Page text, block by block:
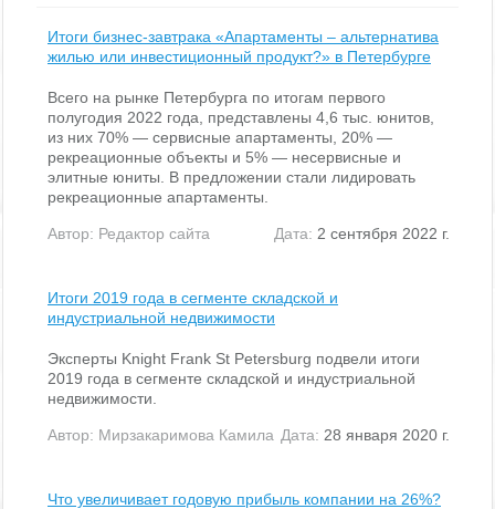
Итоги бизнес-завтрака «Апартаменты – альтернатива
жилью или инвестиционный продукт?» в Петербурге
Всего на рынке Петербурга по итогам первого
полугодия 2022 года, представлены 4,6 тыс. юнитов,
из них 70% — сервисные апартаменты, 20% —
рекреационные объекты и 5% — несервисные и
элитные юниты. В предложении стали лидировать
рекреационные апартаменты.
Автор: Редактор сайта Дата: 2 сентября 2022 г.
Итоги 2019 года в сегменте складской и
индустриальной недвижимости
Эксперты Knight Frank St Petersburg подвели итоги
2019 года в сегменте складской и индустриальной
недвижимости.
Автор: Мирзакаримова Камила Дата: 28 января 2020 г.
Что увеличивает годовую прибыль компании на 26%?